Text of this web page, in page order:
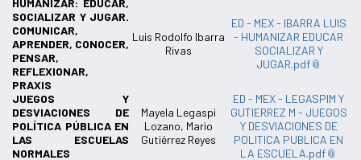
SOCIALIZAR Y JUGAR.
COMUNICAR,
APRENDER, CONOCER,
PENSAR,
REFLEXIONAR,
PRAXIS
Luis Rodolfo Ibarra
Rivas
ED - MEX - IBARRA LUIS
- HUMANIZAR EDUCAR
SOCIALIZAR Y
JUGAR.pdf
JUEGOS Y
DESVIACIONES DE
POLÍTICA PÚBLICA EN
LAS ESCUELAS
NORMALES
Mayela Legaspi
Lozano, Mario
Gutiérrez Reyes
ED - MEX - LEGASPIM Y
GUTIERREZ M - JUEGOS
Y DESVIACIONES DE
POLITICA PUBLICA EN
LA ESCUELA.pdf